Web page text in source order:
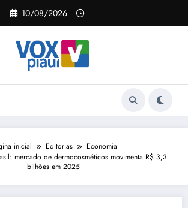
10/08/2026
inicial Editorias
Economia
mercado de dermocosméticos movimenta R$ 3,3
bilhões em 2025